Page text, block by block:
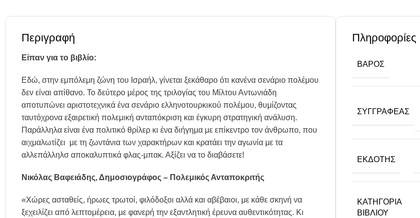
Περιγραφή
Είπαν για το βιβλίο:
Εδώ, στην εμπόλεμη ζώνη του Ισραήλ, γίνεται ξεκάθαρο ότι κανένα σενάριο πολέμου
δεν είναι απίθανο. Το δεύτερο μέρος της τριλογίας του Μίλτου Αντωνιάδη
αποτυπώνει αριστοτεχνικά ένα σενάριο ελληνοτουρκικού πολέμου, θυμίζοντας
ταυτόχρονα εξαιρετική πολεμική ανταπόκριση και έγκυρη στρατηγική ανάλυση.
Παράλληλα είναι ένα πολιτικό θρίλερ κι ένα διήγημα με επίκεντρο τον άνθρωπο, που
αιχμαλωτίζει με τη ζωντάνια των χαρακτήρων και κρατάει την αγωνία με τα
αλλεπάλληλσ αποκαλυπτικά φλας-μπακ. Αξίζει να το διαβάσετε!
Νικόλας Βαφειάδης, Δημοσιογράφος – Πολεμικός Ανταποκριτής
«Χώρες ασταθείς, ήρωες τρωτοί, φιλόδοξοι αλλά και αβέβαιοι, με κάθε σκηνή να
ξεχειλίζει από λεπτομέρεια, με φανερή την εξαντλητική έρευνα αυθεντικότητας. Κι
Πληροφορίες
ΒΆΡΟΣ
ΣΥΓΓΡΑΦΈΑΣ
ΕΚΔΌΤΗΣ
ΚΑΤΗΓΟΡΊΑ
ΒΙΒΛΊΟΥ